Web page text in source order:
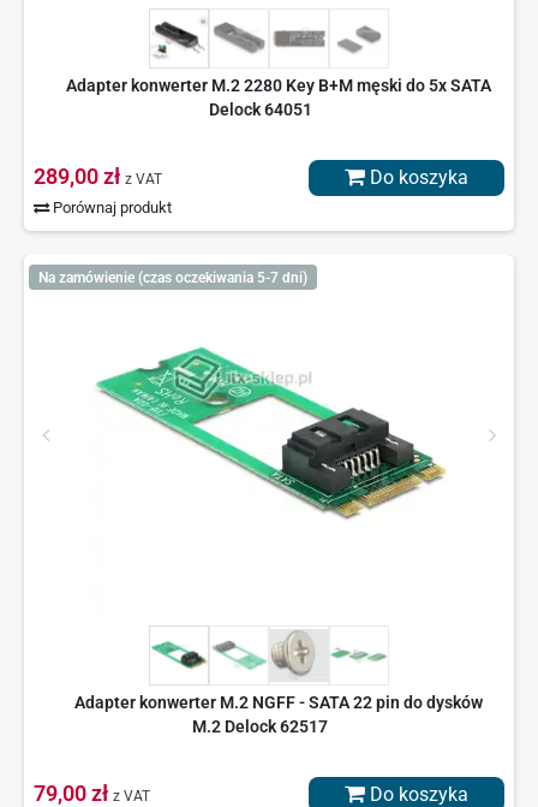
Adapter konwerter M.2 2280 Key B+M męski do 5x SATA
Delock 64051
289,00 zł z VAT
Porównaj produkt
Do koszyka
Na zamówienie (czas oczekiwania 5-7 dni)
Adapter konwerter M.2 NGFF - SATA 22 pin do dysków
M.2 Delock 62517
79,00 zł z VAT Do koszyka